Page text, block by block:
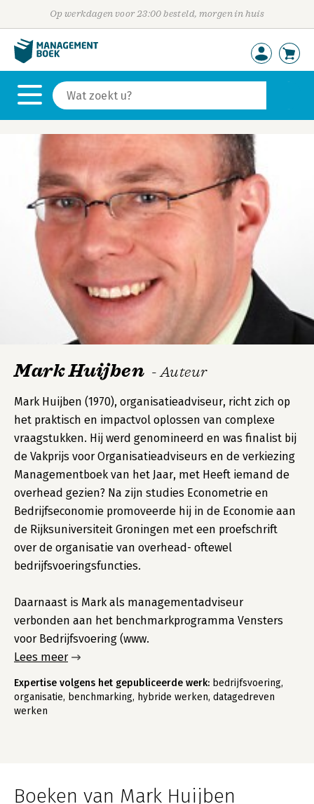
Op werkdagen voor 23:00 besteld, morgen in huis
Mark Huijben - Auteur
Mark Huijben (1970), organisatieadviseur, richt zich op
het praktisch en impactvol oplossen van complexe
vraagstukken. Hij werd genomineerd en was finalist bij
de Vakprijs voor Organisatieadviseurs en de verkiezing
Managementboek van het Jaar, met Heeft iemand de
overhead gezien? Na zijn studies Econometrie en
Bedrijfseconomie promoveerde hij in de Economie aan
de Rijksuniversiteit Groningen met een proefschrift
over de organisatie van overhead- oftewel
bedrijfsvoeringsfuncties.
Daarnaast is Mark als managementadviseur
verbonden aan het benchmarkprogramma Vensters
voor Bedrijfsvoering (www.
Lees meer
Expertise volgens het gepubliceerde werk: bedrijfsvoering,
organisatie, benchmarking, hybride werken, datagedreven
werken
Boeken van Mark Huijben